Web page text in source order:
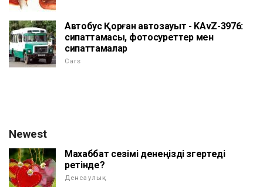
Автобус Қорған автозауыт - KAvZ-3976:
сипаттамасы, фотосуреттер мен
сипаттамалар
Cars
Newest
Махаббат сезімі денеңізді өзгертеді
ретінде?
Денсаулық